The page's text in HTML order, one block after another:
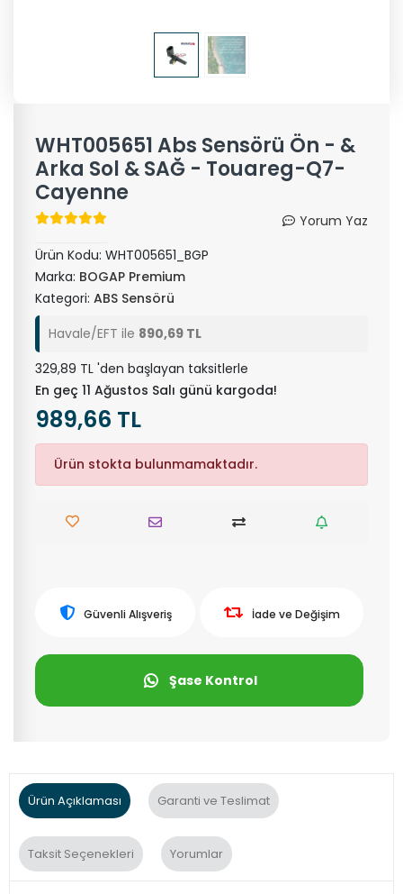
WHT005651 Abs Sensörü Ön - &
Arka Sol & SAĞ - Touareg-Q7-
Cayenne
Yorum Yaz
Ürün Kodu: WHT005651_BGP
Marka: BOGAP Premium
Kategori: ABS Sensörü
Havale/EFT ile 890,69 TL
329,89 TL 'den başlayan taksitlerle
En geç 11 Ağustos Salı günü kargoda!
989,66 TL
Ürün stokta bulunmamaktadır.
Güvenli Alışveriş İade ve Değişim
Şase Kontrol
Ürün Açıklaması Garanti ve Teslimat
Taksit Seçenekleri Yorumlar